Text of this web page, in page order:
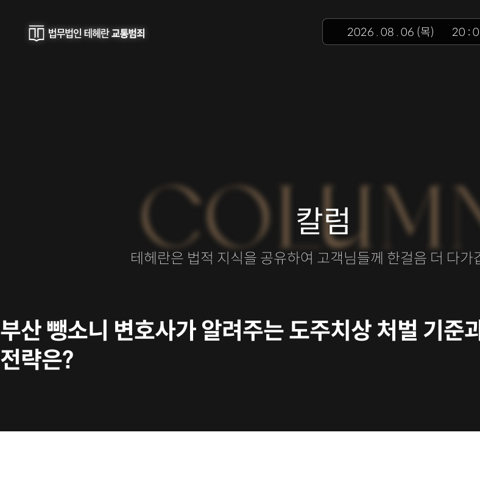
2026 . 08 . 06 (목) 20 :
칼럼
테헤란은 법적 지식을 공유하여 고객님들께 한걸음 더 다가
부산 뺑소니 변호사가 알려주는 도주치상 처벌 기준
전략은?